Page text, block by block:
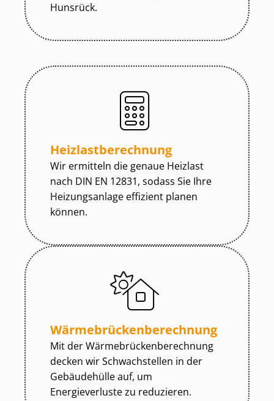
Hunsrück.
Heiz­last­be­rech­nung
Wir ermitteln die genaue Heizlast
nach DIN EN 12831, sodass Sie Ihre
Heizungsanlage effizient planen
können.
Wär­me­brü­cken­be­rech­nung
Mit der Wär­me­brü­cken­be­rech­nung
decken wir Schwachstellen in der
Gebäudehülle auf, um
Energieverluste zu reduzieren.